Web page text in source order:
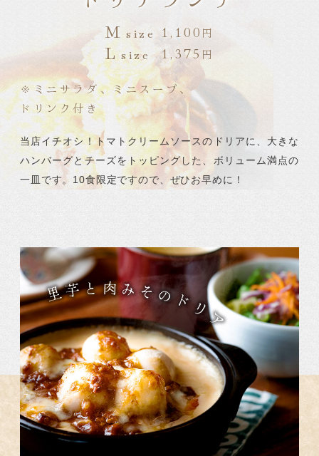
M size 1,100 円
Lsize 1,375 円
※ミニサラダ、ミニスープ、
ドリンク付き
当店イチオシ！トマトクリームソースのドリアに、大きな
ハンバーグとチーズをトッピングした、ボリューム満点の
一皿です。10食限定ですので、ぜひお早めに！